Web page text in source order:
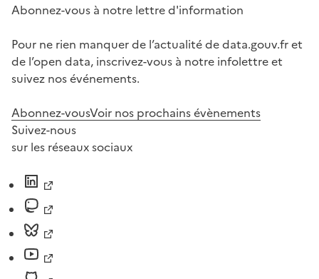
Abonnez-vous à notre lettre d'information
Pour ne rien manquer de l’actualité de data.gouv.fr et
de l’open data, inscrivez-vous à notre infolettre et
suivez nos événements.
Abonnez-vousVoir nos prochains évènements
Suivez-nous
sur les réseaux sociaux